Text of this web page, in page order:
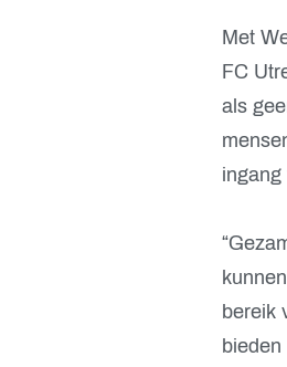
Met
FC
als
bereik
bieden